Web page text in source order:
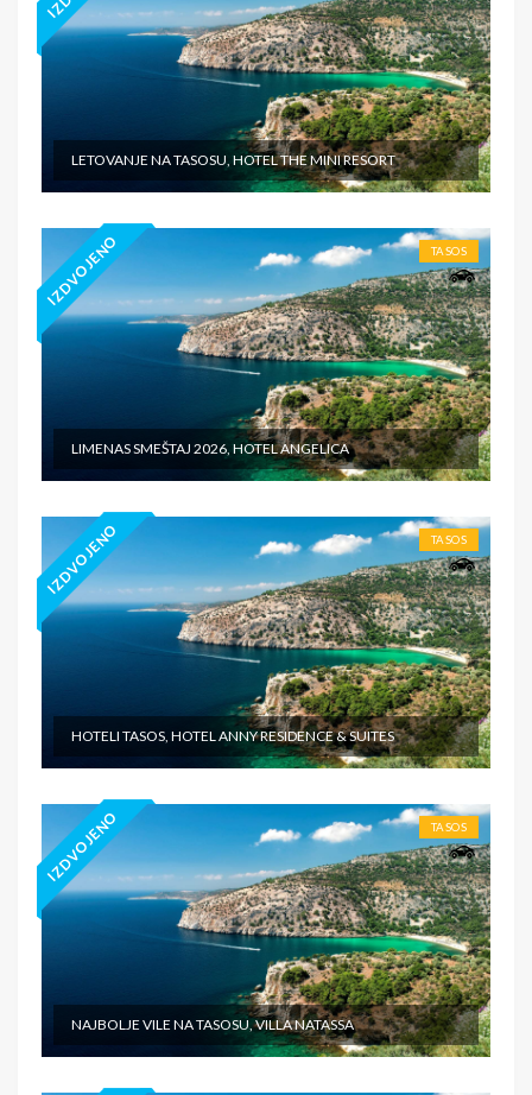
LETOVANJE NA TASOSU, HOTEL THE MINI RESORT
IZDVOJENO TASOS
LIMENAS SMEŠTAJ 2026, HOTEL ANGELICA
IZDVOJENO TASOS
HOTELI TASOS, HOTEL ANNY RESIDENCE & SUITES
IZDVOJENO TASOS
NAJBOLJE VILE NA TASOSU, VILLA NATASSA